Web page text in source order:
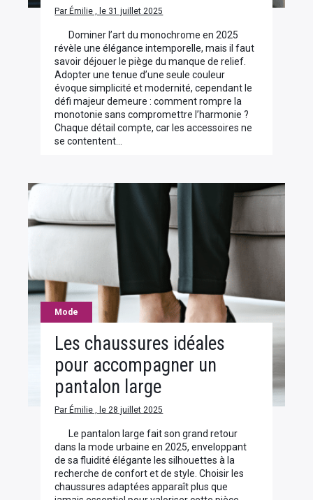
Par Émilie , le 31 juillet 2025
Dominer l’art du monochrome en 2025
révèle une élégance intemporelle, mais il faut
savoir déjouer le piège du manque de relief.
Adopter une tenue d’une seule couleur
évoque simplicité et modernité, cependant le
défi majeur demeure : comment rompre la
monotonie sans compromettre l’harmonie ?
Chaque détail compte, car les accessoires ne
se contentent…
Mode
Les chaussures idéales
pour accompagner un
pantalon large
Par Émilie , le 28 juillet 2025
Le pantalon large fait son grand retour
dans la mode urbaine en 2025, enveloppant
de sa fluidité élégante les silhouettes à la
recherche de confort et de style. Choisir les
chaussures adaptées apparaît plus que